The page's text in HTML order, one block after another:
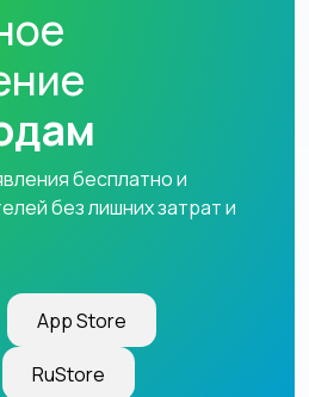
бесплатно и
без лишних затрат и
App Store
RuStore